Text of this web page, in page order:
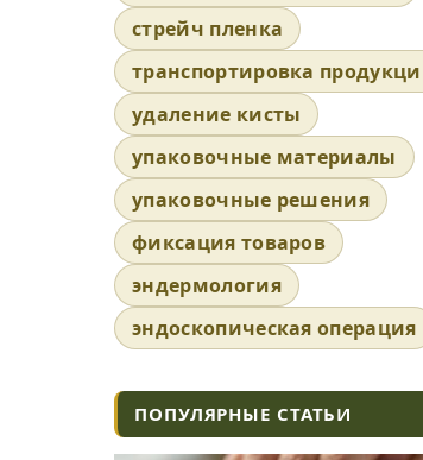
стрейч пленка
транспортировка
удаление кисты
упаковочные материалы
упаковочные решения
фиксация товаров
эндермология
эндоскопическая операция
ПОПУЛЯРНЫЕ СТАТЬИ